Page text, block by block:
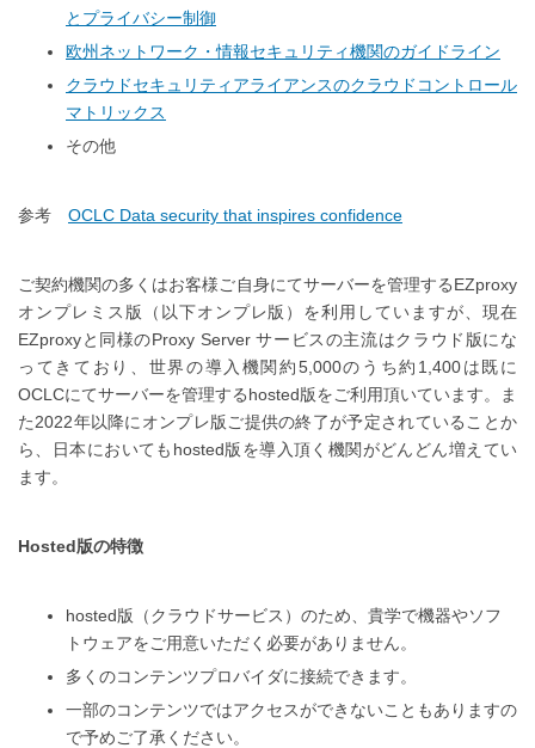
とプライバシー制御
欧州ネットワーク・情報セキュリティ機関のガイドライン
クラウドセキュリティアライアンスのクラウドコントロール
マトリックス
その他
参考 OCLC Data security that inspires confidence
ご契約機関の多くはお客様ご自身にてサーバーを管理するEZproxy
オンプレミス版（以下オンプレ版）を利用していますが、現在
EZproxyと同様のProxy Server サービスの主流はクラウド版にな
ってきており、世界の導入機関約5,000のうち約1,400は既に
OCLCにてサーバーを管理するhosted版をご利用頂いています。ま
た2022年以降にオンプレ版ご提供の終了が予定されていることか
ら、日本においてもhosted版を導入頂く機関がどんどん増えてい
ます。
Hosted版の特徴
hosted版（クラウドサービス）のため、貴学で機器やソフ
トウェアをご用意いただく必要がありません。
多くのコンテンツプロバイダに接続できます。
一部のコンテンツではアクセスができないこともありますの
で予めご了承ください。